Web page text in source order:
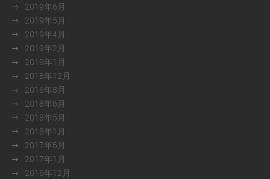
2019年6月
2019年5月
2019年4月
2019年2月
2019年1月
2018年12月
2018年8月
2018年6月
2018年5月
2018年1月
2017年6月
2017年1月
2016年12月